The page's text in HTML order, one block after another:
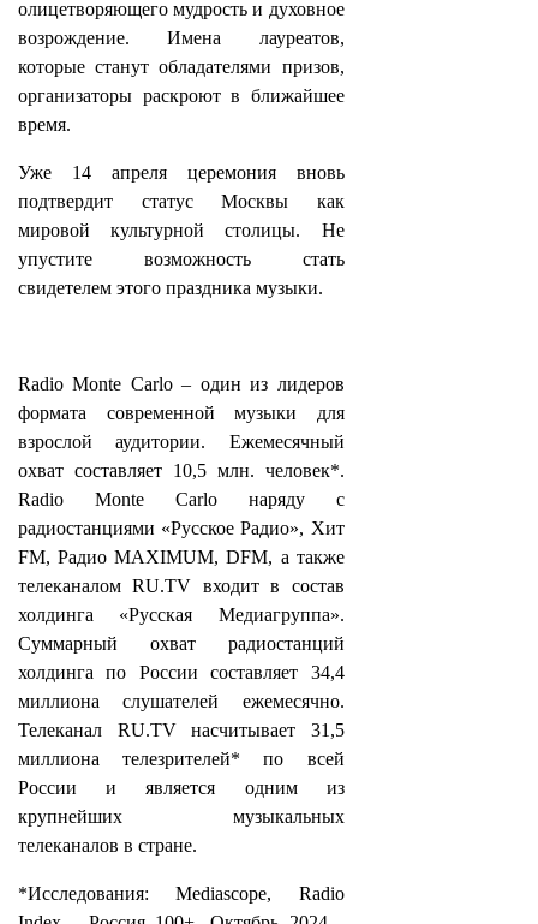
олицетворяющего мудрость и духовное
возрождение. Имена лауреатов,
которые станут обладателями призов,
организаторы раскроют в ближайшее
время.
Уже 14 апреля церемония вновь
подтвердит статус Москвы как
мировой культурной столицы. Не
упустите возможность стать
свидетелем этого праздника музыки.
Radio Monte Carlo – один из лидеров
формата современной музыки для
взрослой аудитории. Ежемесячный
охват составляет 10,5 млн. человек*.
Radio Monte Carlo наряду с
радиостанциями «Русское Радио», Хит
FM, Радио MAXIMUM, DFM, а также
телеканалом RU.TV входит в состав
холдинга «Русская Медиагруппа».
Суммарный охват радиостанций
холдинга по России составляет 34,4
миллиона слушателей ежемесячно.
Телеканал RU.TV насчитывает 31,5
миллиона телезрителей* по всей
России и является одним из
крупнейших музыкальных
телеканалов в стране.
*Исследования: Mediascope, Radio